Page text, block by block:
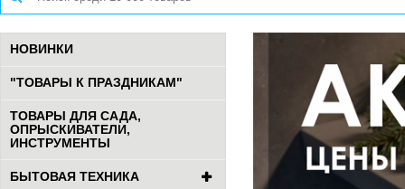
НОВИНКИ
"ТОВАРЫ К ПРАЗДНИКАМ"
ТОВАРЫ ДЛЯ САДА,
ОПРЫСКИВАТЕЛИ,
ИНСТРУМЕНТЫ
БЫТОВАЯ ТЕХНИКА